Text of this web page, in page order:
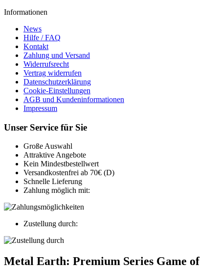
Informationen
News
Hilfe / FAQ
Kontakt
Zahlung und Versand
Widerrufsrecht
Vertrag widerrufen
Datenschutzerklärung
Cookie-Einstellungen
AGB und Kundeninformationen
Impressum
Unser Service für Sie
Große Auswahl
Attraktive Angebote
Kein Mindestbestellwert
Versandkostenfrei ab 70€ (D)
Schnelle Lieferung
Zahlung möglich mit:
Zustellung durch:
Metal Earth: Premium Series Game of